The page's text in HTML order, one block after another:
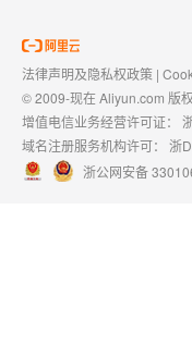
法律声明及隐私权政策 |
© 2009-现在 Aliyun.com 版
增值电信业务经营许可证：
域名注册服务机构许可： 浙
浙公网安备